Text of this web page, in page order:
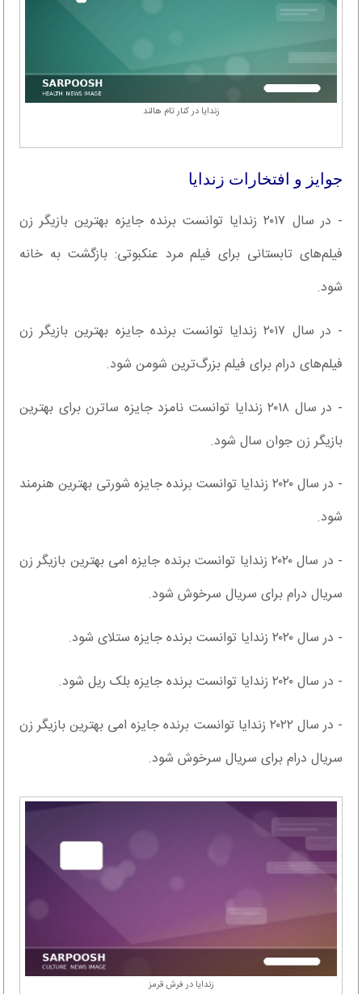
زندایا در کنار تام هالند
جوایز و افتخارات زندایا
- در سال ۲۰۱۷ زندایا توانست برنده جایزه بهترین بازیگر زن
فیلم‌های تابستانی برای فیلم مرد عنکبوتی: بازگشت به خانه
شود.
- در سال ۲۰۱۷ زندایا توانست برنده جایزه بهترین بازیگر زن
فیلم‌های درام برای فیلم بزرگ‌ترین شومن شود.
- در سال ۲۰۱۸ زندایا توانست نامزد جایزه ساترن برای بهترین
بازیگر زن جوان سال شود.
- در سال ۲۰۲۰ زندایا توانست برنده جایزه شورتی بهترین هنرمند
شود.
- در سال ۲۰۲۰ زندایا توانست برنده جایزه امی بهترین بازیگر زن
سریال درام برای سریال سرخوش شود.
- در سال ۲۰۲۰ زندایا توانست برنده جایزه ستلای شود.
- در سال ۲۰۲۰ زندایا توانست برنده جایزه بلک ریل شود.
- در سال ۲۰۲۲ زندایا توانست برنده جایزه امی بهترین بازیگر زن
سریال درام برای سریال سرخوش شود.
زندایا در فرش قرمز